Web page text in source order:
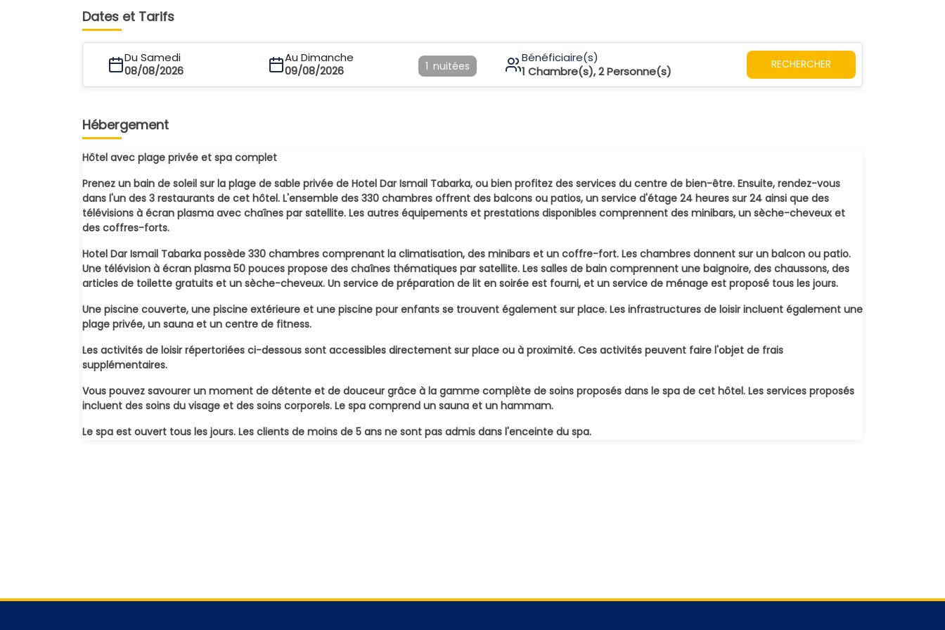
Dates et Tarifs
Du Samedi
08/08/2026
Au Dimanche
09/08/2026
1 nuitées
Bénéficiaire(s)
1 Chambre(s),2Personne(s) RECHERCHER
Hébergement
Hôtel avec plage privée et spa complet
Prenez un bain de soleil sur la plage de sable privée de Hotel Dar Ismail Tabarka, ou bien profitez des services du centre de bien-être. Ensuite, rendez-vous
dans l'un des 3 restaurants de cet hôtel. L'ensemble des 330 chambres offrent des balcons ou patios, un service d'étage 24 heures sur 24 ainsi que des
télévisions à écran plasma avec chaînes par satellite. Les autres équipements et prestations disponibles comprennent des minibars, un sèche-cheveux et
des coffres-forts.
Hotel Dar Ismail Tabarka possède 330 chambres comprenant la climatisation, des minibars et un coffre-fort. Les chambres donnent sur un balcon ou patio.
Une télévision à écran plasma 50 pouces propose des chaînes thématiques par satellite. Les salles de bain comprennent une baignoire, des chaussons, des
articles de toilette gratuits et un sèche-cheveux. Un service de préparation de lit en soirée est fourni, et un service de ménage est proposé tous les jours.
Une piscine couverte, une piscine extérieure et une piscine pour enfants se trouvent également sur place. Les infrastructures de loisir incluent également une
plage privée, un sauna et un centre de fitness.
Les activités de loisir répertoriées ci-dessous sont accessibles directement sur place ou à proximité. Ces activités peuvent faire l'objet de frais
supplémentaires.
Vous pouvez savourer un moment de détente et de douceur grâce à la gamme complète de soins proposés dans le spa de cet hôtel. Les services proposés
incluent des soins du visage et des soins corporels. Le spa comprend un sauna et un hammam.
Le spa est ouvert tous les jours. Les clients de moins de 5 ans ne sont pas admis dans l'enceinte du spa.